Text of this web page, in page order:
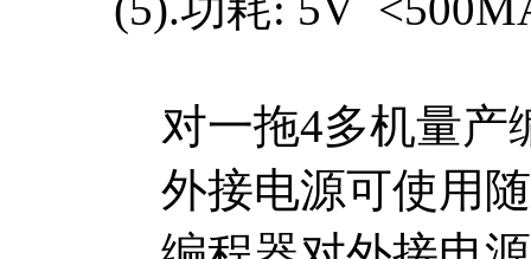
对一拖4多机量产编
外接电源可使用随